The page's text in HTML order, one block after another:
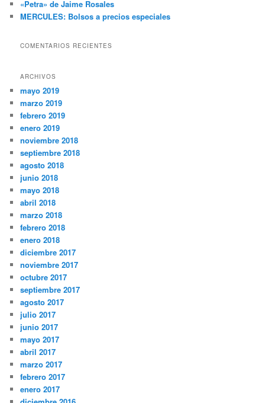
«Petra» de Jaime Rosales
MERCULES: Bolsos a precios especiales
COMENTARIOS RECIENTES
ARCHIVOS
mayo 2019
marzo 2019
febrero 2019
enero 2019
noviembre 2018
septiembre 2018
agosto 2018
junio 2018
mayo 2018
abril 2018
marzo 2018
febrero 2018
enero 2018
diciembre 2017
noviembre 2017
octubre 2017
septiembre 2017
agosto 2017
julio 2017
junio 2017
mayo 2017
abril 2017
marzo 2017
febrero 2017
enero 2017